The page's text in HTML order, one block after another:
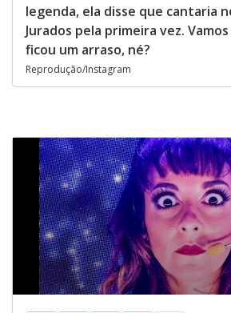
legenda, ela disse que cantaria
Jurados pela primeira vez.
ficou um arraso, né?
Reprodução/Instagram